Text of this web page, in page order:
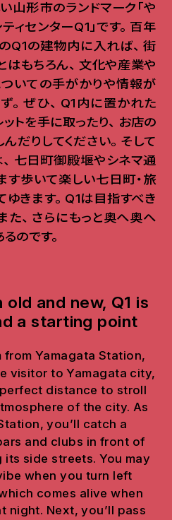
山形市のランドマーク「や
ィセンターQ1」です。 百年
Q1の建物内に入れば、 街
はもちろん、 文化や産業や
いての手がかりや情報が
。 ぜひ、 Q1内に置かれた
トを手に取ったり、 お店の
だりしてください。 そして
、 七日町御殿堰やシネマ通
す歩いて楽しい七日町・旅
ゆきます。 Q1は目指すべき
た、 さらにもっと奥へ奥へ
るのです。
and new, Q1 is
a starting point
from Yamagata Station,
visitor to Yamagata city,
distance to stroll
of the city. As
you’ll catch a
and clubs in front of
side streets. You may
when you turn left
comes alive when
night. Next, you’ll pass